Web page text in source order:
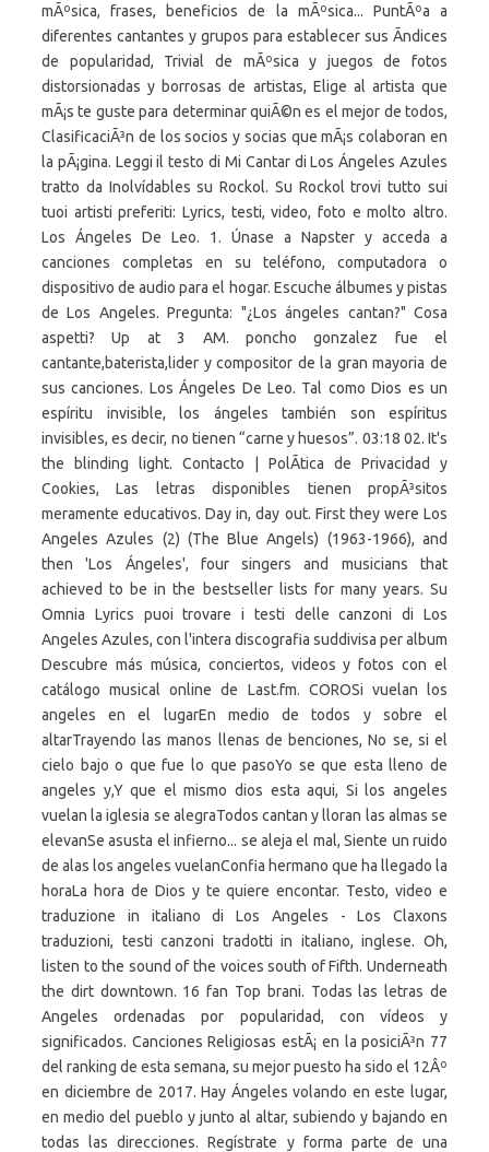
mÃºsica, frases, beneficios de la mÃºsica... PuntÃºa a
diferentes cantantes y grupos para establecer sus Ã­ndices
de popularidad, Trivial de mÃºsica y juegos de fotos
distorsionadas y borrosas de artistas, Elige al artista que
mÃ¡s te guste para determinar quiÃ©n es el mejor de todos,
ClasificaciÃ³n de los socios y socias que mÃ¡s colaboran en
la pÃ¡gina. Leggi il testo di Mi Cantar di Los Ángeles Azules
tratto da Inolvídables su Rockol. Su Rockol trovi tutto sui
tuoi artisti preferiti: Lyrics, testi, video, foto e molto altro.
Los Ángeles De Leo. 1. Únase a Napster y acceda a
canciones completas en su teléfono, computadora o
dispositivo de audio para el hogar. Escuche álbumes y pistas
de Los Angeles. Pregunta: "¿Los ángeles cantan?" Cosa
aspetti? Up at 3 AM. poncho gonzalez fue el
cantante,baterista,lider y compositor de la gran mayoria de
sus canciones. Los Ángeles De Leo. Tal como Dios es un
espíritu invisible, los ángeles también son espíritus
invisibles, es decir, no tienen “carne y huesos”. 03:18 02. It's
the blinding light. Contacto | PolÃ­tica de Privacidad y
Cookies, Las letras disponibles tienen propÃ³sitos
meramente educativos. Day in, day out. First they were Los
Angeles Azules (2) (The Blue Angels) (1963-1966), and
then 'Los Ángeles', four singers and musicians that
achieved to be in the bestseller lists for many years. Su
Omnia Lyrics puoi trovare i testi delle canzoni di Los
Angeles Azules, con l'intera discografia suddivisa per album
Descubre más música, conciertos, videos y fotos con el
catálogo musical online de Last.fm. COROSi vuelan los
angeles en el lugarEn medio de todos y sobre el
altarTrayendo las manos llenas de benciones, No se, si el
cielo bajo o que fue lo que pasoYo se que esta lleno de
angeles y,Y que el mismo dios esta aqui, Si los angeles
vuelan la iglesia se alegraTodos cantan y lloran las almas se
elevanSe asusta el infierno... se aleja el mal, Siente un ruido
de alas los angeles vuelanConfia hermano que ha llegado la
horaLa hora de Dios y te quiere encontar. Testo, video e
traduzione in italiano di Los Angeles - Los Claxons
traduzioni, testi canzoni tradotti in italiano, inglese. Oh,
listen to the sound of the voices south of Fifth. Underneath
the dirt downtown. 16 fan Top brani. Todas las letras de
Angeles ordenadas por popularidad, con vídeos y
significados. Canciones Religiosas estÃ¡ en la posiciÃ³n 77
del ranking de esta semana, su mejor puesto ha sido el 12Âº
en diciembre de 2017. Hay Ángeles volando en este lugar,
en medio del pueblo y junto al altar, subiendo y bajando en
todas las direcciones. Regístrate y forma parte de una